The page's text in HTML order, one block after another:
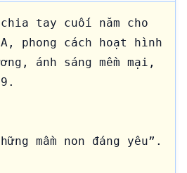
tay cuối năm cho
phong cách hoạt hình
ánh sáng mềm mại,
mầm non đáng yêu”.